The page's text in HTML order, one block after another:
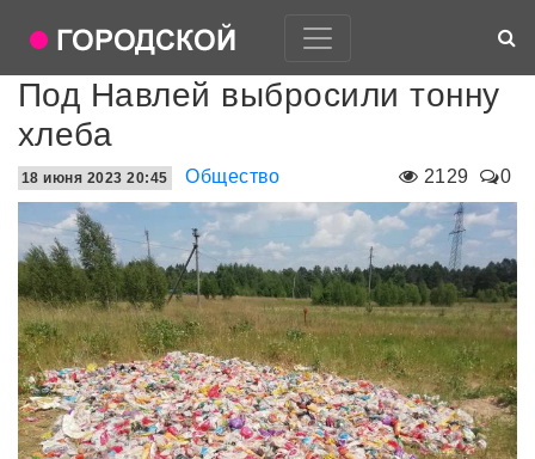
Под Навлей выбросили тонну
хлеба
2129 0
18 июня 2023 20:45 Общество